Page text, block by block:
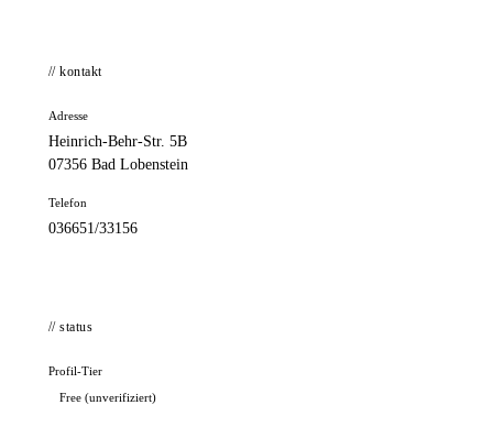
// kontakt
Adresse
Heinrich-Behr-Str. 5B
07356 Bad Lobenstein
Telefon
036651/33156
// status
Profil-Tier
Free (unverifiziert)